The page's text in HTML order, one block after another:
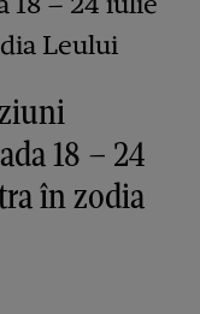
18 – 24
în zodia